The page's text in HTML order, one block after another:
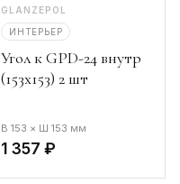
GLANZEPOL
ИНТЕРЬЕР
Угол к GPD-24 внутр
(153х153) 2 шт
В 153 × Ш 153 мм
1 357 ₽